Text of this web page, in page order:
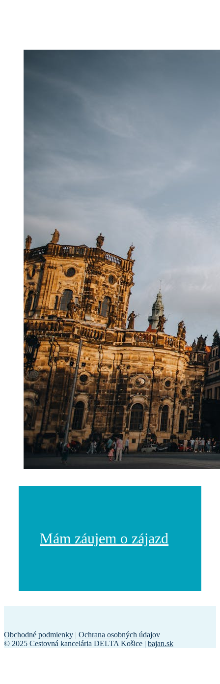
Mám záujem o zájazd
Obchodné podmienky | Ochrana osobných údajov
© 2025 Cestovná kancelária DELTA Košice | bajan.sk